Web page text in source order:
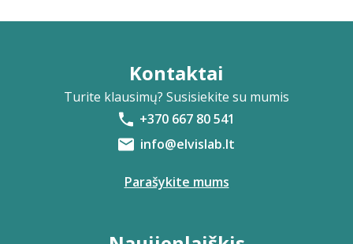
Kontaktai
Turite klausimų? Susisiekite su mumis
+370 667 80 541
info@elvislab.lt
Parašykite mums